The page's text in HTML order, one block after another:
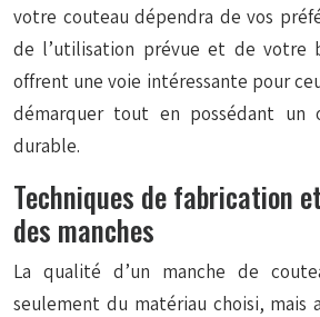
votre couteau dépendra de vos
de l’utilisation prévue et de votre
offrent une voie intéressante pour
démarquer tout en possédant
durable.
Techniques de fabrication
des manches
La qualité d’un manche de
seulement du matériau choisi, mais